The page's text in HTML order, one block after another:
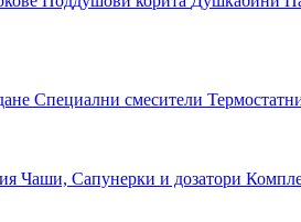
Специални смесители
Чаши, Сапунерки и дозатори